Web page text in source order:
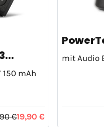
150 mAh
€19,90 €
mit Audio